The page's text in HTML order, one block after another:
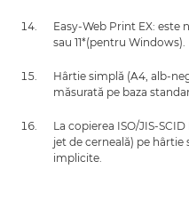
Easy-Web Print EX: este
sau 11*(pentru Windows).
Hârtie simplă (A4, alb-
măsurată pe baza
La copierea ISO/JIS-
jet de cerneală) pe
implicite.